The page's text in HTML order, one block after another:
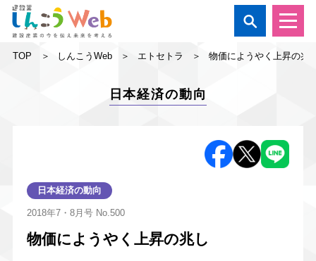

TOP しんこうWeb エトセトラ 物価にようやく上昇の兆
日本経済の動向
日本経済の動向
2018年7・8月号No.500
物価にようやく上昇の兆し